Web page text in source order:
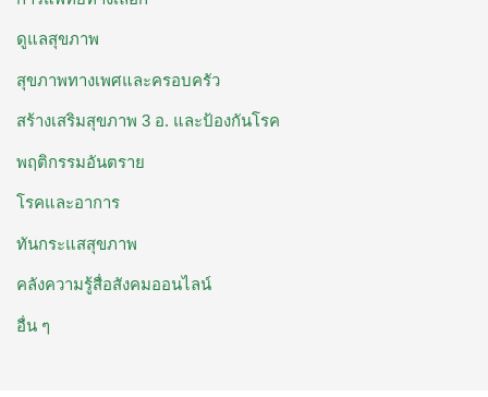
ดูแลสุขภาพ
สุขภาพทางเพศและครอบครัว
สร้างเสริมสุขภาพ 3 อ. ​และป้องกันโรค
พฤติกรรมอันตราย
โรคและอาการ
ทันกระแสสุขภาพ
คลังความรู้สื่อสังคมออนไลน์
อื่น ๆ